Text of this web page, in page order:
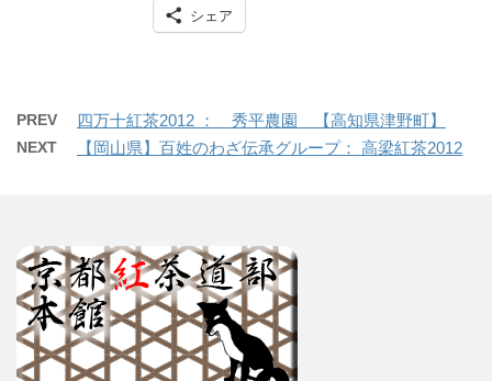
シェア
PREV 四万十紅茶2012 ： 秀平農園 【高知県津野町】
NEXT 【岡山県】百姓のわざ伝承グループ： 高梁紅茶2012